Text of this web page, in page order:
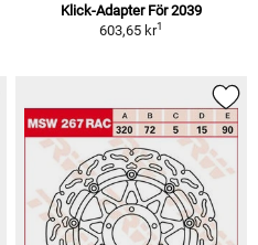
Klick-Adapter För 2039
603,65 kr1